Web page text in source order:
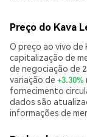
Preço do Kava
O preço ao vivo de
capitalização de
de negociação de
variação de +3.30%
fornecimento
dados são
informações de